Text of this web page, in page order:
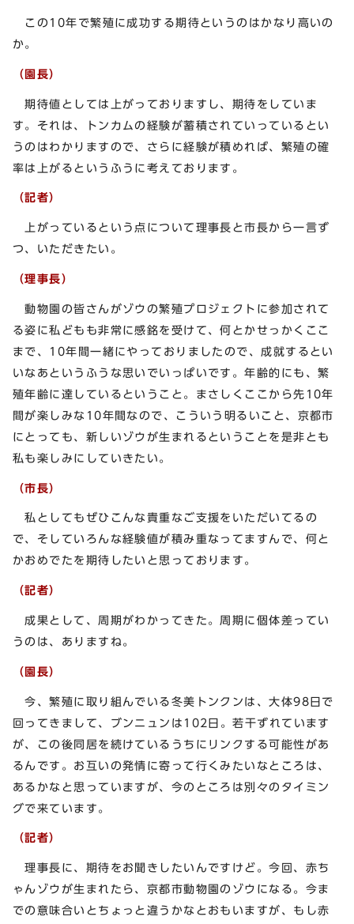
この10年で繁殖に成功する期待というのはかなり高いの
か。
（園長）
期待値としては上がっておりますし、期待をしていま
す。それは、トンカムの経験が蓄積されていっているとい
うのはわかりますので、さらに経験が積めれば、繁殖の確
率は上がるというふうに考えております。
（記者）
上がっているという点について理事長と市長から一言ず
つ、いただきたい。
（理事長）
動物園の皆さんがゾウの繁殖プロジェクトに参加されて
る姿に私どもも非常に感銘を受けて、何とかせっかくここ
まで、10年間一緒にやっておりましたので、成就するとい
いなあというふうな思いでいっぱいです。年齢的にも、繁
殖年齢に達しているということ。まさしくここから先10年
間が楽しみな10年間なので、こういう明るいこと、京都市
にとっても、新しいゾウが生まれるということを是非とも
私も楽しみにしていきたい。
（市長）
私としてもぜひこんな貴重なご支援をいただいてるの
で、そしていろんな経験値が積み重なってますんで、何と
かおめでたを期待したいと思っております。
（記者）
成果として、周期がわかってきた。周期に個体差ってい
うのは、ありますね。
（園長）
今、繁殖に取り組んでいる冬美トンクンは、大体98日で
回ってきまして、ブンニュンは102日。若干ずれています
が、この後同居を続けているうちにリンクする可能性があ
るんです。お互いの発情に寄って行くみたいなところは、
あるかなと思っていますが、今のところは別々のタイミン
グで来ています。
（記者）
理事長に、期待をお聞きしたいんですけど。今回、赤ち
ゃんゾウが生まれたら、京都市動物園のゾウになる。今ま
での意味合いとちょっと違うかなとおもいますが、もし赤